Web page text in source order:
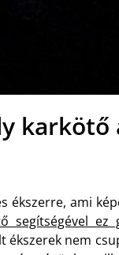
ékszerre, ami
segítségével ez
ékszerek nem